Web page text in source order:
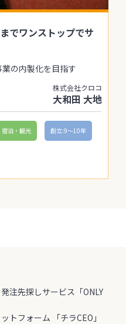
でワンストップでサ
の内製化を目指す
株式会社クロコ
大和田 大地
宿泊・観光 創立:9〜10年
注先探しサービス「ONLY
トフォーム 「チラCEO」